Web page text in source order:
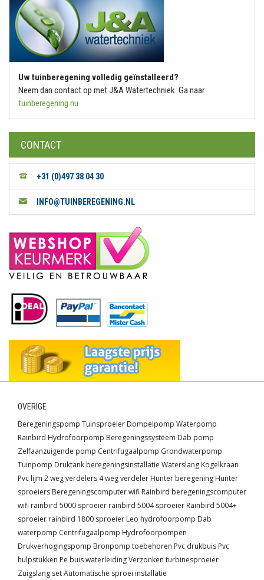
Uw tuinberegening volledig geïnstalleerd?
Neem dan contact op met J&A Watertechniek. Ga naar
tuinberegening.nu
CONTACT
+31 (0)497 38 04 30
INFO@TUINBEREGENING.NL
OVERIGE
Beregeningspomp Tuinsproeier Dompelpomp Waterpomp
Rainbird Hydrofoorpomp Beregeningssysteem Dab pomp
Zelfaanzuigende pomp Centrifugaalpomp Grondwaterpomp
Tuinpomp Druktank beregeningsinstallatie Waterslang Kogelkraan
Pvc lijm 2 weg verdelers 4 weg verdeler Hunter beregening Hunter
sproeiers Beregeningscomputer wifi Rainbird beregeningscomputer
wifi rainbird 5000 sproeier rainbird 5004 sproeier Rainbird 5004+
sproeier rainbird 1800 sproeier Leo hydrofoorpomp Dab
waterpomp Centrifugaalpomp Hydrofoorpompen
Drukverhogingspomp Bronpomp toebehoren Pvc drukbuis Pvc
hulpstukken Pe buis waterleidingVerzonken turbinesproeier
Zuigslang setAutomatische sproei installatie